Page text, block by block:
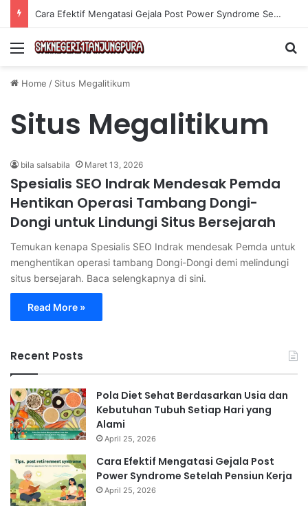
Cara Efektif Mengatasi Gejala Post Power Syndrome Setelah Pensiun Kerja
Menu
Home / Situs Megalitikum
Situs Megalitikum
bila salsabila Maret 13, 2026
Spesialis SEO Indrak Mendesak Pemda
Hentikan Operasi Tambang Dongi-
Dongi untuk Lindungi Situs Bersejarah
Temukan kenapa Spesialis SEO Indrak mendesak Pemda untuk
menghentikan operasi tambang Dongi-Dongi demi melindungi
situs bersejarah. Baca selengkapnya di sini.
Read More »
Recent Posts
Pola Diet Sehat Berdasarkan Usia dan
Kebutuhan Tubuh Setiap Hari yang
Alami
April 25, 2026
Cara Efektif Mengatasi Gejala Post
Power Syndrome Setelah Pensiun Kerja
April 25, 2026